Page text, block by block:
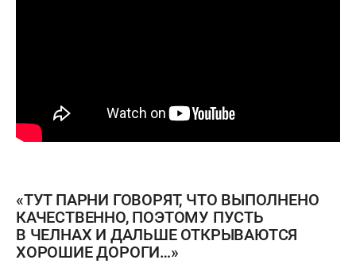
«ТУТ ПАРНИ ГОВОРЯТ, ЧТО ВЫПОЛНЕНО
КАЧЕСТВЕННО, ПОЭТОМУ ПУСТЬ
В ЧЕЛНАХ И ДАЛЬШЕ ОТКРЫВАЮТСЯ
ХОРОШИЕ ДОРОГИ…»